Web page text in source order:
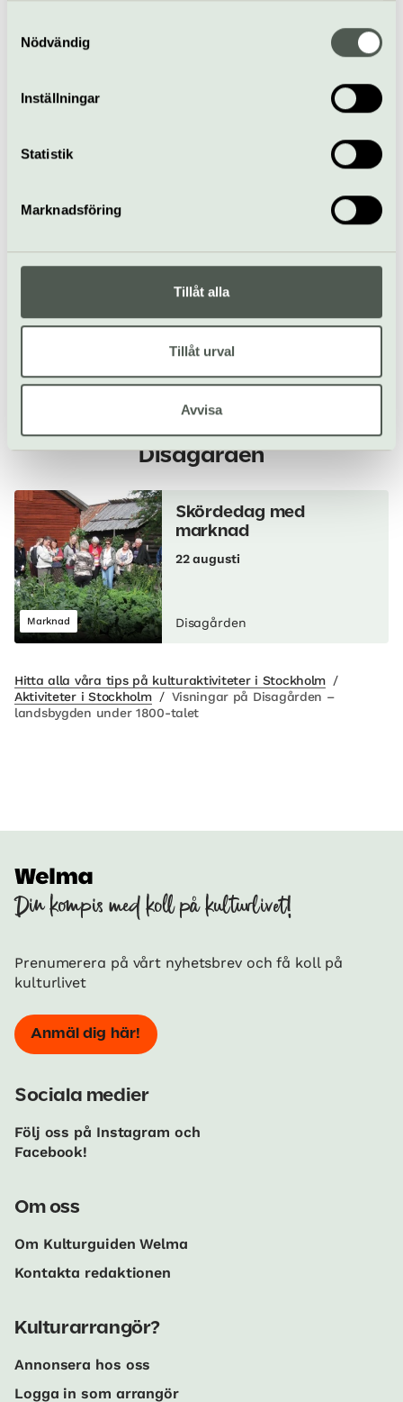
samt tillhandahålla funktioner för sociala medier. Vi
vidarebefordrar även sådana identifierare och annan
information från din enhet till de sociala medier och
annons- och analysföretag som vi samarbetar med.
information som du har tillhandahållit eller som de har
Nödvändig
Inställningar
Statistik
Marknadsföring
Tillåt alla
Tillåt urval
Avvisa
Bar
Buss nr 2 till hållplats Kungshögarna och buss nr 110
och 115 går till Gamla Uppsala. Gå mot kyrkan, följ
området finns gratis bilparkering.
Disagården
www.upplandsmuseet.se/disagarden/
disagarden@upplandsmuseet.se
Allt som händer –
Disagården
Marknad
Skördedag med
marknad
22 augusti
Disagården
Hitta alla våra tips på kulturaktiviteter i Stockholm /
Aktiviteter i Stockholm / Visningar på Disagården –
landsbygden under 1800-talet
Din kompis med koll på kulturlivet!
Prenumerera på vårt nyhetsbrev och få koll på
kulturlivet
Anmäl dig här!
Sociala medier
Följ oss på Instagram och
Facebook!
Om oss
Om Kulturguiden Welma
Kontakta redaktionen
Kulturarrangör?
Annonsera hos oss
Logga in som arrangör